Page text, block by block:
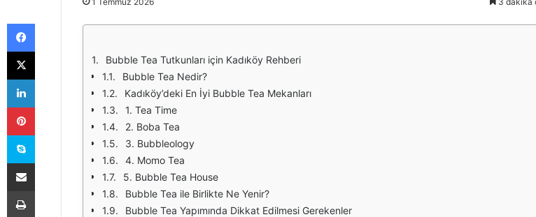
Bubble Tea Tutkunları için Kadıköy Rehberi
Bubble Tea Nedir?
Kadıköy’deki En İyi Bubble Tea Mekanları
1. Tea Time
2. Boba Tea
3. Bubbleology
4. Momo Tea
5. Bubble Tea House
Bubble Tea ile Birlikte Ne Yenir?
Bubble Tea Yapımında Dikkat Edilmesi Gerekenler
Facebook
X
LinkedIn
Pinterest
Skype
E-Posta ile paylaş